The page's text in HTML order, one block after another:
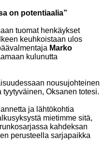
on potentiaalia”
tuomat henkäykset
keuhkoistaan ulos
Marko
kulunutta
nousujohteinen
Oksanen totesi.
ja lähtökohtia
mietimme sitä,
kahdeksan
perusteella sarjapaikka